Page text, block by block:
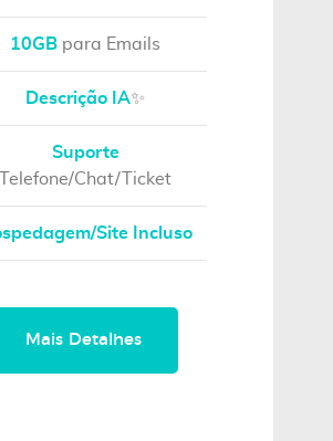
10GB para Emails
Descrição IA✨
Suporte
Telefone/Chat/Ticket
Site Incluso
Mais Detalhes